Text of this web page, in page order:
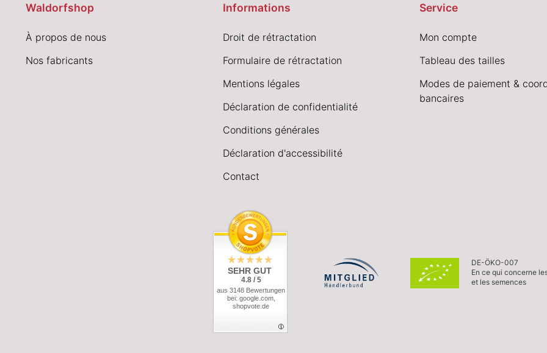
Waldorfshop
À propos de nous
Nos fabricants
Informations
Droit de rétractation
Formulaire de rétractation
Mentions légales
Déclaration de confidentialité
Conditions générales
Déclaration d'accessibilité
Contact
Service
Mon compte
Tableau des tailles
Modes de paiement &
bancaires
SEHR GUT
4.8 / 5
aus 3148 Bewertungen
bei: google.com,
shopvote.de
DE-ÖKO-007
En ce qui concerne
et les semences